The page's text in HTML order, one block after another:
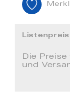
Die
und